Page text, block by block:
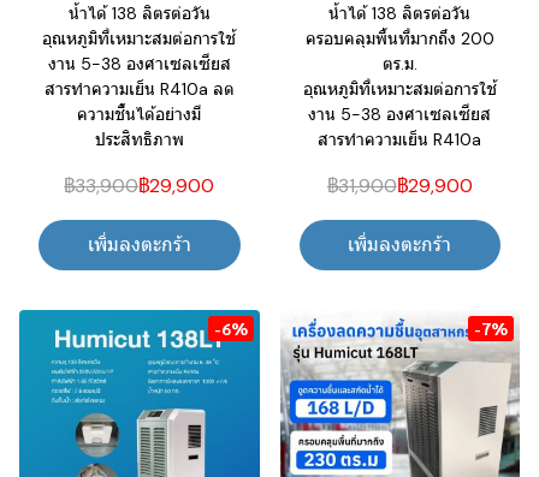
น้ำได้ 138 ลิตรต่อวัน
อุณหภูมิที่เหมาะสมต่อการใช้
งาน 5-38 องศาเซลเซียส
สารทำความเย็น R410a ลด
ความชื้นได้อย่างมี
ประสิทธิภาพ
฿33,900฿29,900
เพิ่มลงตะกร้า
น้ำได้ 138 ลิตรต่อวัน
ครอบคลุมพื้นที่มากถึง 200
ตร.ม.
อุณหภูมิที่เหมาะสมต่อการใช้
งาน 5-38 องศาเซลเซียส
สารทำความเย็น R410a
฿31,900฿29,900
เพิ่มลงตะกร้า
-6% -7%